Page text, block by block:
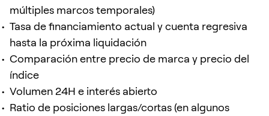
múltiples marcos temporales)
Tasa de financiamiento actual y cuenta regresiva
hasta la próxima liquidación
Comparación entre precio de marca y precio del
índice
Volumen 24H e interés abierto
Ratio de posiciones largas/cortas (en algunos